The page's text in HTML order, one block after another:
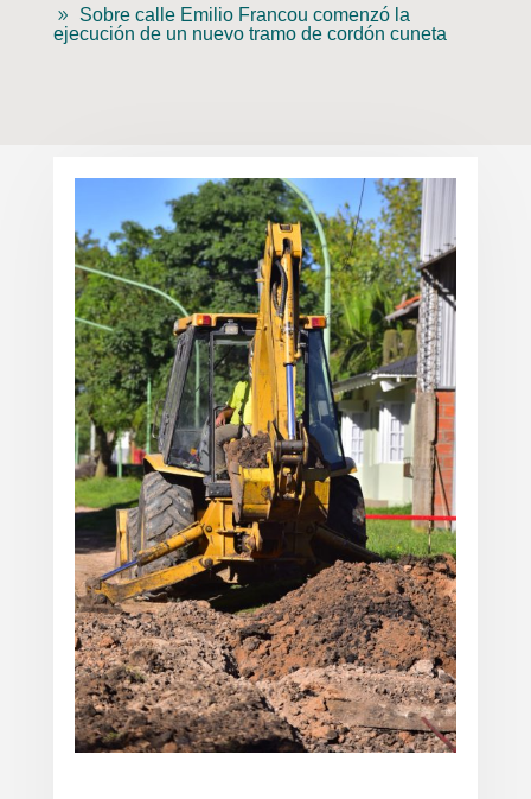
Sobre calle Emilio Francou comenzó la
ejecución de un nuevo tramo de cordón cuneta